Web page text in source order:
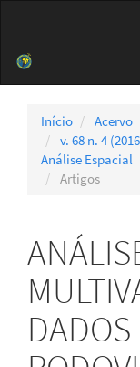
Barra
Início
Acervo
v. 68 n. 4
Análise Espacial
Artigos